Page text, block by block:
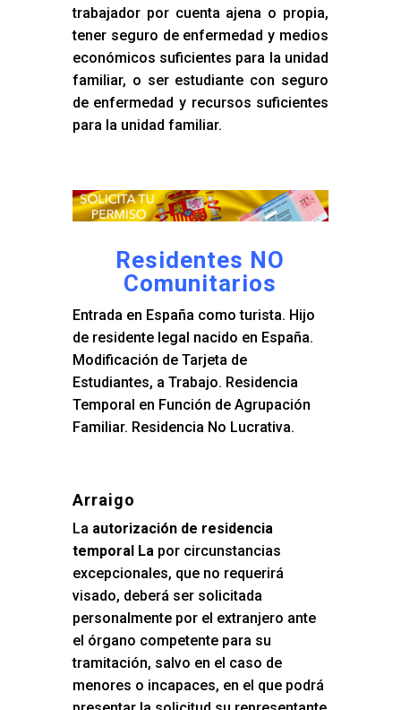
trabajador por cuenta ajena o propia,
tener seguro de enfermedad y medios
económicos suficientes para la unidad
familiar, o ser estudiante con seguro
de enfermedad y recursos suficientes
para la unidad familiar.
Residentes NO
Comunitarios
Entrada en España como turista. Hijo
de residente legal nacido en España.
Modificación de Tarjeta de
Estudiantes, a Trabajo. Residencia
Temporal en Función de Agrupación
Familiar. Residencia No Lucrativa.
Arraigo
La autorización de residencia
temporal Lapor circunstancias
excepcionales, que no requerirá
visado, deberá ser solicitada
personalmente por el extranjero ante
el órgano competente para su
tramitación, salvo en el caso de
menores o incapaces, en el que podrá